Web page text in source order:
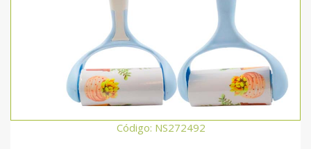
Código: NS272492